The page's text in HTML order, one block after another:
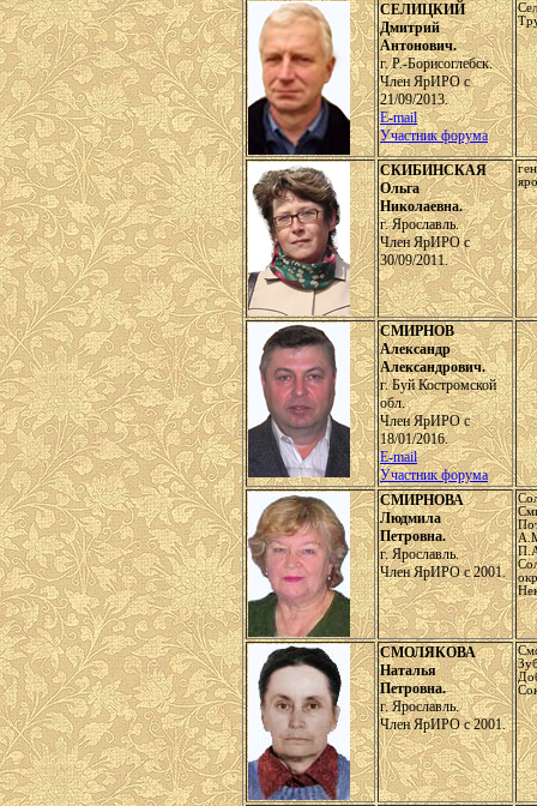
СЕЛИЦКИЙ
Дмитрий
Антонович.
г. Р.-Борисоглебск.
Член ЯрИРО с
21/09/2013.
E-mail
Участник форума
СКИБИНСКАЯ
Ольга
Николаевна.
г. Ярославль.
Член ЯрИРО с
30/09/2011.
СМИРНОВ
Александр
Александрович.
г. Буй Костромской
обл.
Член ЯрИРО с
18/01/2016.
E-mail
Участник форума
СМИРНОВА
Людмила
Петровна.
г. Ярославль.
Член ЯрИРО с 2001.
СМОЛЯКОВА
Наталья
Петровна.
г. Ярославль.
Член ЯрИРО с 2001.